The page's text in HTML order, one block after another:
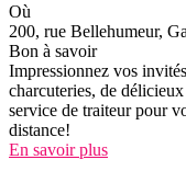
Où
200, rue Bellehumeur,
Bon à savoir
Impressionnez vos
charcuteries, de
service de traiteur pour
distance!
En savoir plus